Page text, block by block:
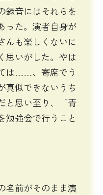
録音にはそれらを
った。演者自身が
んも楽しくないに
思いがした。やは
は……、寄席でう
真似できないうち
と思い至り、「青
勉強会で行うこと
名前がそのまま演